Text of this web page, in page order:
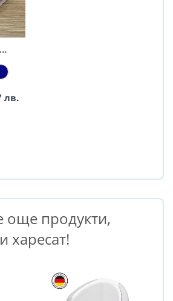
-
лв.
продукти,
харесат!